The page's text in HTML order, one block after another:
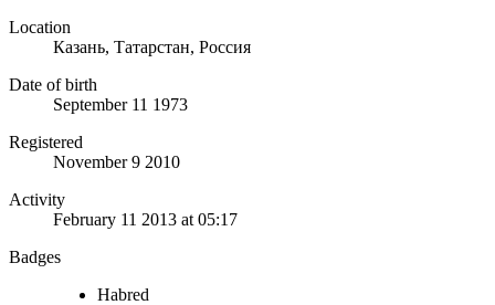
Location
Казань, Татарстан, Россия
Date of birth
September 11 1973
Registered
November 9 2010
Activity
February 11 2013 at 05:17
Badges
Habred